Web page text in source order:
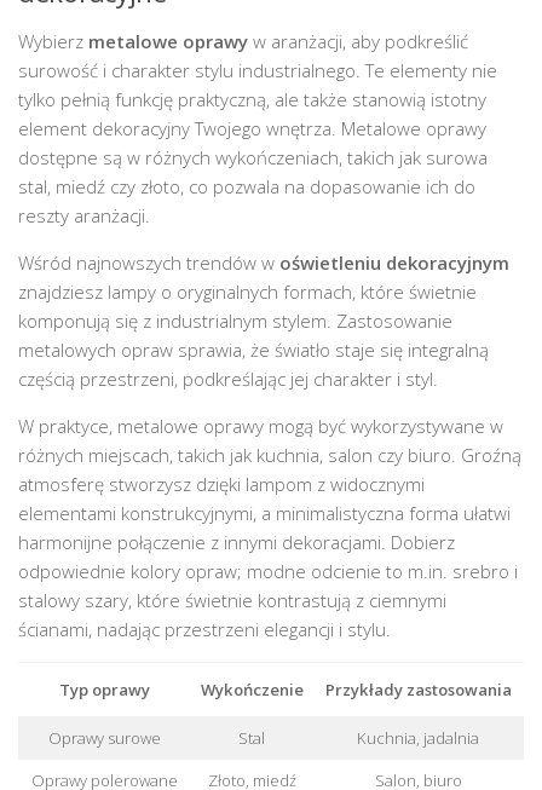
Wybierz metalowe oprawy w aranżacji, aby podkreślić
surowość i charakter stylu industrialnego. Te elementy nie
tylko pełnią funkcję praktyczną, ale także stanowią istotny
element dekoracyjny Twojego wnętrza. Metalowe oprawy
dostępne są w różnych wykończeniach, takich jak surowa
stal, miedź czy złoto, co pozwala na dopasowanie ich do
reszty aranżacji.
Wśród najnowszych trendów w oświetleniu dekoracyjnym
znajdziesz lampy o oryginalnych formach, które świetnie
komponują się z industrialnym stylem. Zastosowanie
metalowych opraw sprawia, że światło staje się integralną
częścią przestrzeni, podkreślając jej charakter i styl.
W praktyce, metalowe oprawy mogą być wykorzystywane w
różnych miejscach, takich jak kuchnia, salon czy biuro. Groźną
atmosferę stworzysz dzięki lampom z widocznymi
elementami konstrukcyjnymi, a minimalistyczna forma ułatwi
harmonijne połączenie z innymi dekoracjami. Dobierz
odpowiednie kolory opraw; modne odcienie to m.in. srebro i
stalowy szary, które świetnie kontrastują z ciemnymi
ścianami, nadając przestrzeni elegancji i stylu.
Typ oprawy Wykończenie Przykłady zastosowania
Oprawy surowe Stal
Kuchnia, jadalnia
Oprawy polerowane
Złoto, miedź
Salon, biuro